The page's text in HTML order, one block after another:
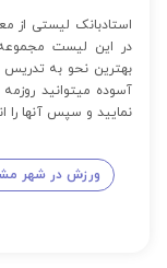
استادبانک لیستی
در این لیست
بهترین نحو به تدریس
آسوده میتوانید
نمایید و سپس آنها را
ورزش در شهر